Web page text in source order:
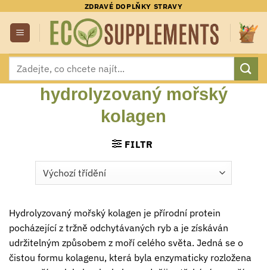
obsah
ZDRAVÉ DOPLŇKY STRAVY
Hledat:
hydrolyzovaný mořský
kolagen
FILTR
Hydrolyzovaný mořský kolagen je přírodní protein
pocházející z tržně odchytávaných ryb a je získáván
udržitelným způsobem z moří celého světa. Jedná se o
čistou formu kolagenu, která byla enzymaticky rozložena